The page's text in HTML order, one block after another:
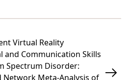
Virtual Reality
and Communication Skills
Spectrum Disorder:
Network Meta-Analysis of